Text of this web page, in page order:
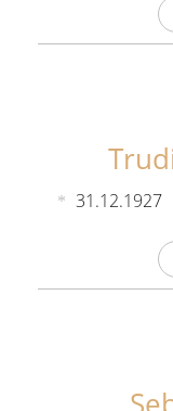
31.12.1927